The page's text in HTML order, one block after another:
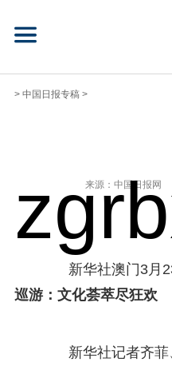
> 中国日报专稿 >
来源：中国日报网
新华社澳门3月
巡游：文化荟萃尽狂欢
新华社记者齐菲